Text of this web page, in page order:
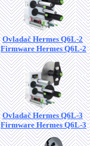
Ovladač Hermes Q6L-2
Firmware Hermes Q6L-2
Ovladač Hermes Q6L-3
Firmware Hermes Q6L-3